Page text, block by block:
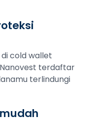
cold wallet
terdaftar
terlindungi